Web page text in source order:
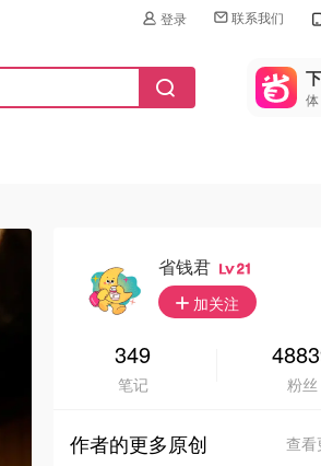
登录 联系我们
省钱君 21
加关注
349
笔记 粉丝
作者的更多原创
查看